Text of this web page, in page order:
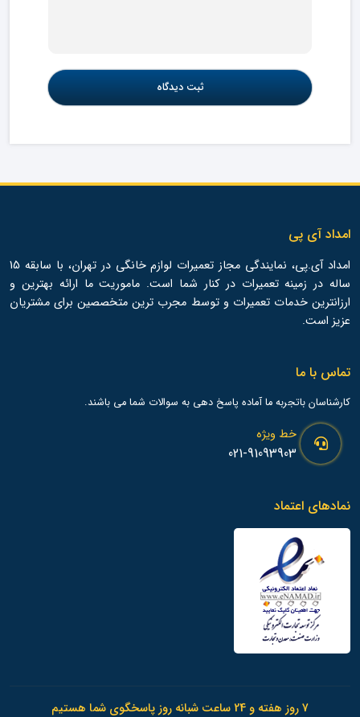
امداد آی پی
امداد آی.پی، نمایندگی مجاز تعمیرات لوازم خانگی در تهران، با سابقه 15
ساله در زمینه تعمیرات در کنار شما است. ماموریت ما ارائه بهترین و
ارزانترین خدمات تعمیرات و توسط مجرب ترین متخصصین برای مشتریان
عزیز است.
تماس با ما
کارشناسان باتجربه ما آماده پاسخ دهی به سوالات شما می باشند.
خط ویژه
021-91093903
نمادهای اعتماد
7 روز هفته و 24 ساعت شبانه روز پاسخگوی شما هستیم